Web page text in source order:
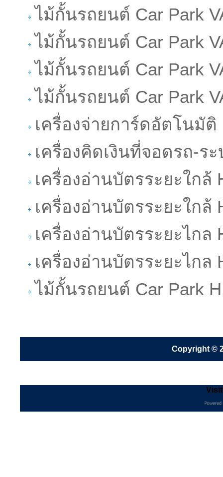
ไม้กั้นรถยนต์ Car Park
ไม้กั้นรถยนต์ Car Park
ไม้กั้นรถยนต์ Car Park
ไม้กั้นรถยนต์ Car Park
เครื่องจ่ายการ์ดอัตโนมัติ
เครื่องคิดเงินที่จอดรถ-ร
เครื่องอ่านบัตรระยะใกล้
เครื่องอ่านบัตรระยะใกล้
เครื่องอ่านบัตรระยะไกล
เครื่องอ่านบัตรระยะไกล
ไม้กั้นรถยนต์ Car Park
Copyright ©